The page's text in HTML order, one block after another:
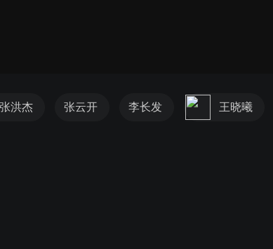
张洪杰 张云开 李长发 王晓曦